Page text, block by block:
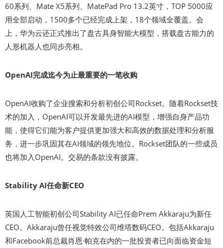
60系列、Mate X5系列、MatePad Pro 13.2英寸，TOP 5000应
用全部启动，1500多个已经完成上架，18个领域全覆盖。会
上，华为云还正式推出了盘古具身智能大模型，搭载盘古能力的
人形机器人也同步亮相。
OpenAI完成迄今为止最重要的一笔收购
OpenAI收购了企业搜索和分析初创公司Rockset。随着Rockset技
术的加入，OpenAI可以开发最先进的AI模型，增强自身产品功
能，使得它们能为客户提供更加强大和高效的数据处理和分析服
务，进一步巩固其在AI领域的领先地位。Rockset团队的一些成员
也将加入OpenAI。交易的条款没有披露。
Stability AI任命新CEO
英国人工智能初创公司Stability AI已任命Prem Akkaraju为新任
CEO。Akkaraju曾任视觉特效公司维塔数码CEO。包括Akkaraju
和Facebook前总裁肖恩·帕克在内的一批投资者已向面临资金短